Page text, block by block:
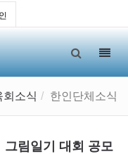
회소식 한인단체소식
그림일기 대회 공모